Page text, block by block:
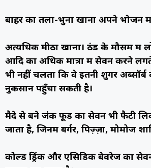
बाहर का तला-भुना खाना अपने भोजन
अत्यधिक मीठा खाना। ठंड के मौसम में
आदि का अधिक मात्रा में सेवन करने
भी नहीं चलता कि वे इतनी शुगर
नुकसान पहुँचा सकती है।
मैदे से बने जंक फूड का सेवन भी फैटी
जाता है, जिनमें बर्गर, पिज़्ज़ा, मोमोज
कोल्ड ड्रिंक और एसिडिक बेवरेज का